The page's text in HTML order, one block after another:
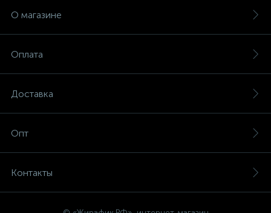
О магазине
Оплата
Доставка
Опт
Контакты